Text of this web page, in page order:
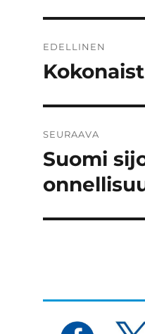
selaus
EDELLINEN
Edellinen
SEURAAVA
Seuraava
Suomi